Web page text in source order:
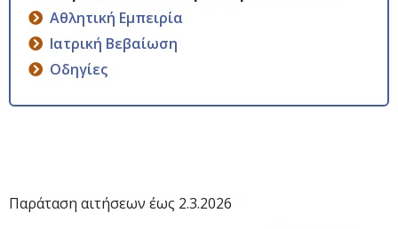
Αθλητική Εμπειρία
Ιατρική Βεβαίωση
Οδηγίες
Παράταση αιτήσεων έως 2.3.2026